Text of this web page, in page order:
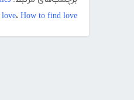
، How to find love